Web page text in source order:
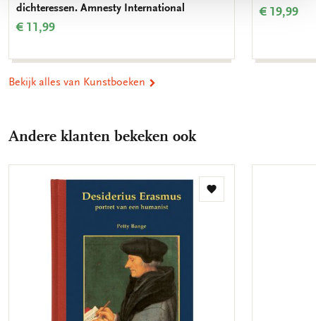
dichteressen. Amnesty International
€ 11,99
€ 19,99
Bekijk alles van Kunstboeken
Andere klanten bekeken ook
Toevoegen